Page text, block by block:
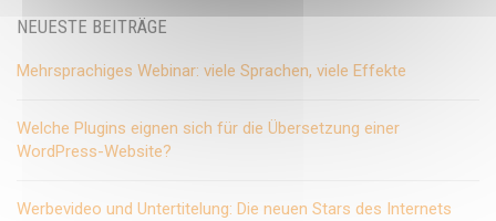
NEUESTE BEITRÄGE
Mehrsprachiges Webinar: viele Sprachen, viele Effekte
Welche Plugins eignen sich für die Übersetzung einer
WordPress-Website?
Werbevideo und Untertitelung: Die neuen Stars des Internets